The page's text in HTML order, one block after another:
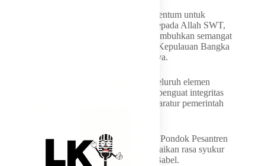
“Bulan suci Ramadan ini merupakan momentum untuk
meningkatkan keimanan dan ketakwaan kepada Allah SWT,
mempererat ukhuwah Islamiah, serta menumbuhkan semangat
kebersamaan dalam membangun Provinsi Kepulauan Bangka
Belitung yang kita cintai bersama,” tegasnya.
Gubernur Hidayat Arsani juga mengajak seluruh elemen
masyarakat menjadikan Ramadan sebagai penguat integritas
dan semangat pengabdian, baik sebagai aparatur pemerintah
Salah satu penerima bantuan, Riffat, siswa Pondok Pesantren
Ajyal Jahabidza Pangkalpinang, menyampaikan rasa syukur
dan terima kasih atas perhatian Gubernur Babel.